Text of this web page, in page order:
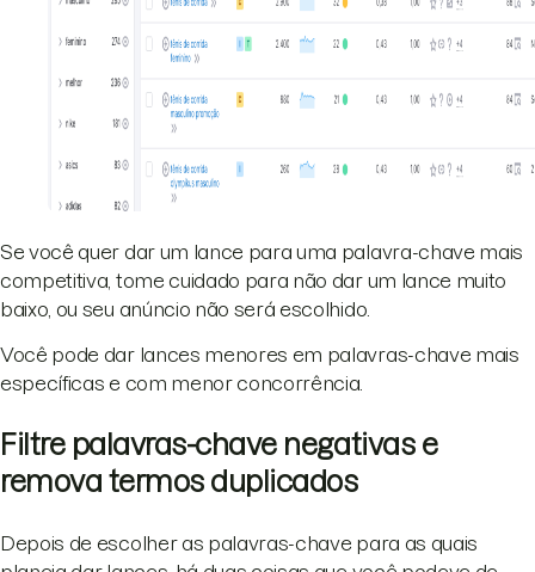
Se você quer dar um lance para uma palavra-chave mais
competitiva, tome cuidado para não dar um lance muito
baixo, ou seu anúncio não será escolhido.
Você pode dar lances menores em palavras-chave mais
específicas e com menor concorrência.
Filtre palavras-chave negativas e
remova termos duplicados
Depois de escolher as palavras-chave para as quais